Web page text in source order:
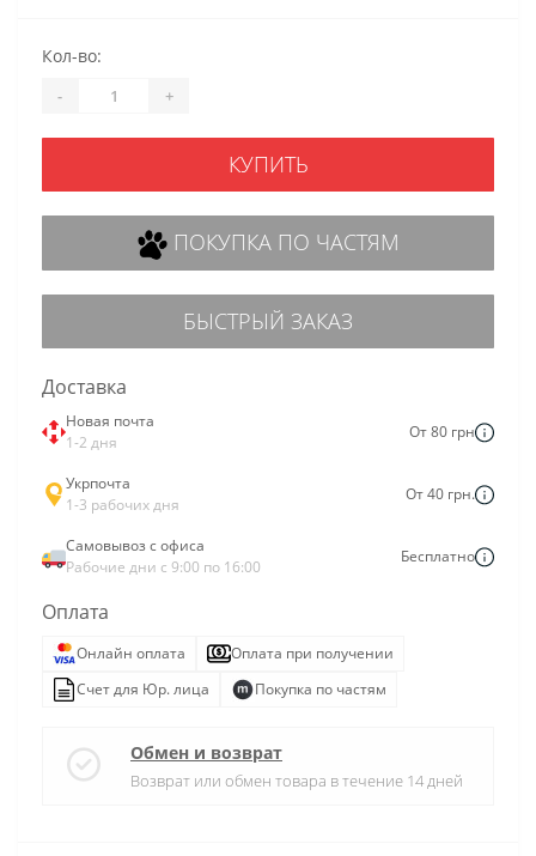
Кол-во:
- +
КУПИТЬ
ПОКУПКА ПО ЧАСТЯМ
БЫСТРЫЙ ЗАКАЗ
Доставка
Новая почта
1-2 дня
От 80 грн
Укрпочта
1-3 рабочих дня
От 40 грн.
Самовывоз с офиса
Рабочие дни с 9:00 по 16:00
Бесплатно
Оплата
Онлайн оплата
Оплата при получении
Счет для Юр. лица
Покупка по частям
Обмен и возврат
Возврат или обмен товара в течение 14 дней